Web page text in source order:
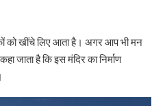
को खींचे लिए आता है। अगर आप भी मन
जाता है कि इस मंदिर का निर्माण